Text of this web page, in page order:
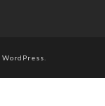
WordPress